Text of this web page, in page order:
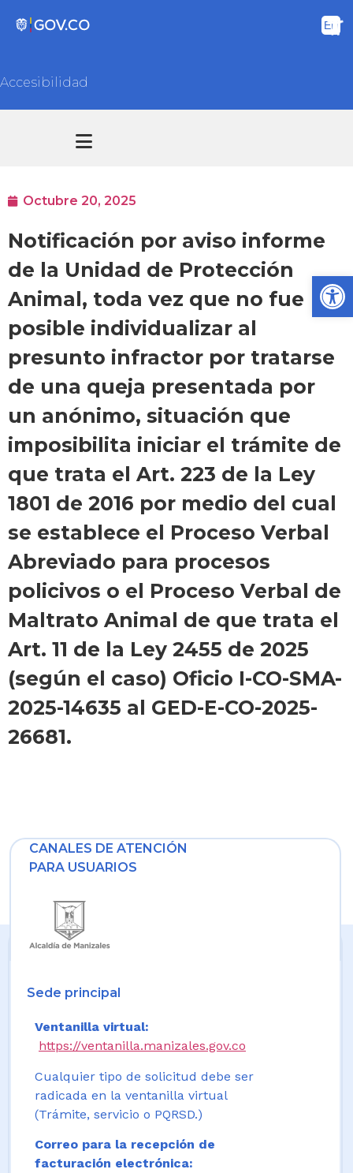
Accesibilidad
Octubre 20, 2025
Notificación por aviso informe
de la Unidad de Protección
Animal, toda vez que no fue
posible individualizar al
presunto infractor por tratarse
de una queja presentada por
un anónimo, situación que
imposibilita iniciar el trámite de
que trata el Art. 223 de la Ley
1801 de 2016 por medio del cual
se establece el Proceso Verbal
Abreviado para procesos
policivos o el Proceso Verbal de
Maltrato Animal de que trata el
Art. 11 de la Ley 2455 de 2025
(según el caso) Oficio I-CO-SMA-
2025-14635 al GED-E-CO-2025-
26681.
CANALES DE ATENCIÓN
PARA USUARIOS
Sede principal
Ventanilla virtual:
https://ventanilla.manizales.gov.co
Cualquier tipo de solicitud debe ser
radicada en la ventanilla virtual
(Trámite, servicio o PQRSD.)
Correo para la recepción de
facturación electrónica: